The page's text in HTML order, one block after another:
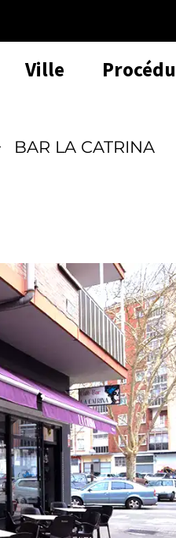
Ville
BAR LA CATRINA